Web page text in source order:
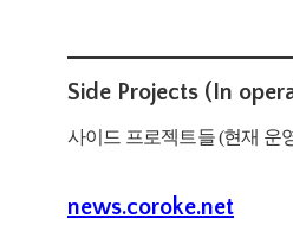
Side Projects (In
사이드 프로젝트들 (현재 운
news.coroke.net